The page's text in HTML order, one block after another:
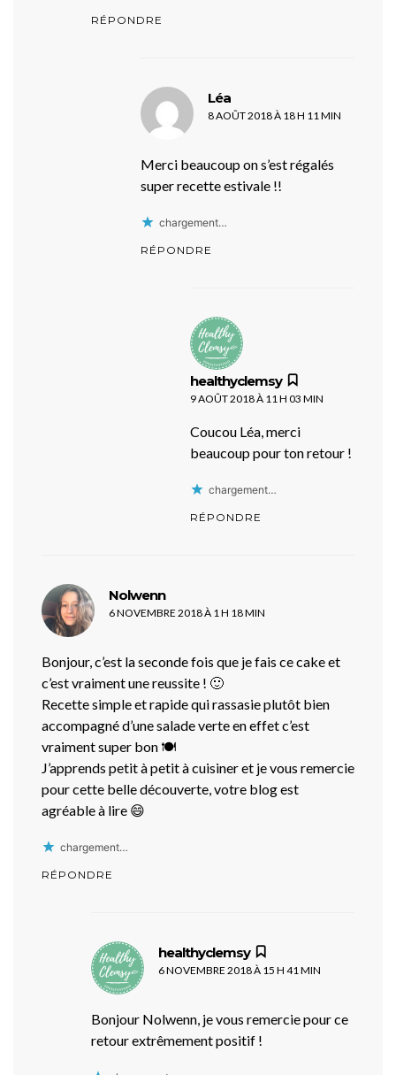
RÉPONDRE
Léa
8 AOÛT 2018 À 18 H 11 MIN
Merci beaucoup on s’est régalés
super recette estivale !!
chargement…
RÉPONDRE
healthyclemsy
9 AOÛT 2018 À 11 H 03 MIN
Coucou Léa, merci
beaucoup pour ton retour !
chargement…
RÉPONDRE
Nolwenndit :
6 NOVEMBRE 2018 À 1 H 18 MIN
Bonjour, c’est la seconde fois que je fais ce cake et
c’est vraiment une reussite ! 🙂
Recette simple et rapide qui rassasie plutôt bien
accompagné d’une salade verte en effet c’est
vraiment super bon 🍽
J’apprends petit à petit à cuisiner et je vous remercie
pour cette belle découverte, votre blog est
agréable à lire 😄
chargement…
RÉPONDRE
healthyclemsy
6 NOVEMBRE 2018 À 15 H 41 MIN
Bonjour Nolwenn, je vous remercie pour ce
retour extrêmement positif !